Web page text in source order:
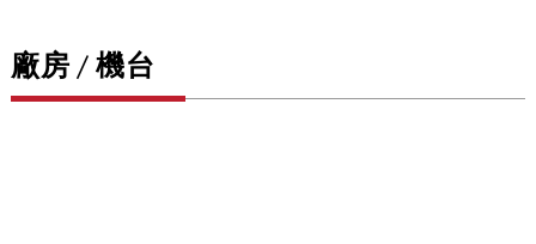
廠房 / 機台